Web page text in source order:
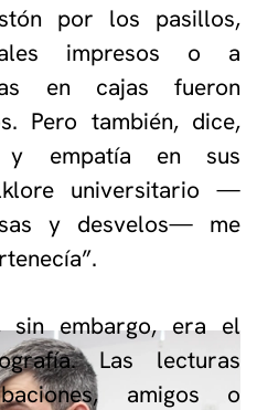
por los pasillos,
impresos o a
en cajas fueron
Pero también, dice,
y empatía en sus
universitario —
y desvelos— me
sin embargo, era el
Las lecturas
amigos o